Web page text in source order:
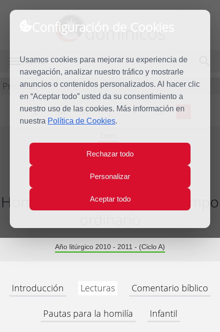
Configuración de Cookies
Usamos cookies para mejorar su experiencia de
navegación, analizar nuestro tráfico y mostrarle
anuncios o contenidos personalizados. Al hacer clic
en “Aceptar todo” usted da su consentimiento a
nuestro uso de las cookies. Más información en
nuestra Política de Cookies.
Rechazar todo
Personalizar
Aceptar todo
dominicos
MENÚ
Predicación
L M X J V S D
18
Sep
Homilía XXV Domingo del tiempo
Año litúrgico 2010 - 2011 - (Ciclo A)
Introducción Lecturas Comentario bíblico
Pautas para la homilía Infantil